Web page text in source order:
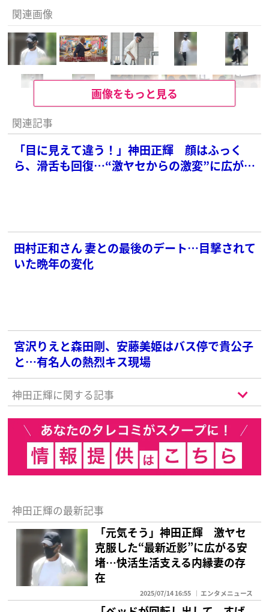
関連画像
画像をもっと見る
関連記事
「目に見えて違う！」神田正輝 顔はふっく
ら、滑舌も回復…“激ヤセからの激変”に広がる
田村正和さん 妻との最後のデート…目撃されて
いた晩年の変化
宮沢りえと森田剛、安藤美姫はバス停で貴公子
と…有名人の熱烈キス現場
神田正輝に関する記事
神田正輝の最新記事
「元気そう」神田正輝 激ヤセ
克服した“最新近影”に広がる安
堵…快活生活支える内縁妻の存
在
2025/07/14 16:55 エンタメニュース